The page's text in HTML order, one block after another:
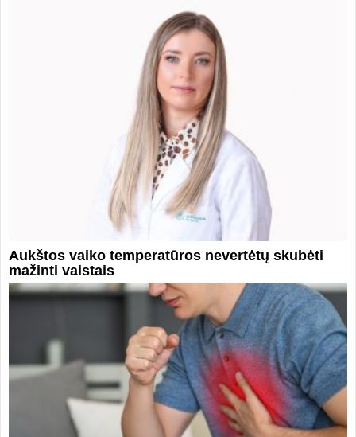
Aukštos vaiko temperatūros nevertėtų skubėti
mažinti vaistais